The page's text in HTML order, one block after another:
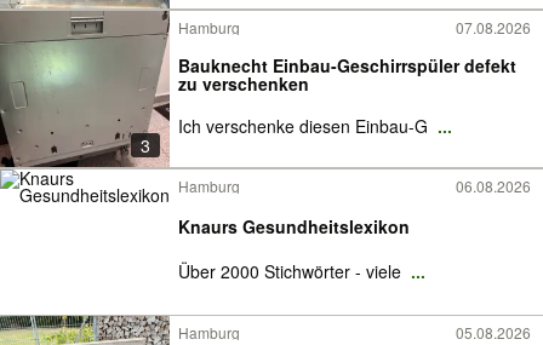
3
Hamburg 07.08.2026
Bauknecht Einbau-Geschirrspüler defekt
zu verschenken
Ich verschenke diesen Einbau-G ...
Hamburg 06.08.2026
Knaurs Gesundheitslexikon
Über 2000 Stichwörter - viele ...
Hamburg 05.08.2026